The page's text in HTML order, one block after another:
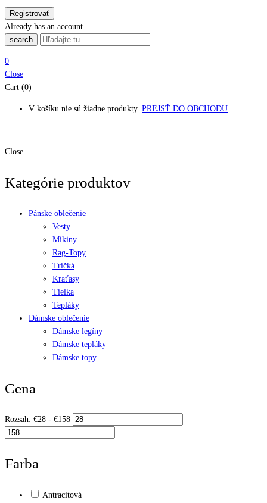
Already has an account
search
0
Close
Cart (0)
V košíku nie sú žiadne produkty. PREJSŤ DO OBCHODU
Close
Kategórie produktov
Pánske oblečenie
Vesty
Mikiny
Rag-Topy
Tričká
Kraťasy
Tielka
Tepláky
Dámske oblečenie
Dámske legíny
Dámske tepláky
Dámske topy
Cena
Rozsah: €28 - €158
Farba
Antracitová